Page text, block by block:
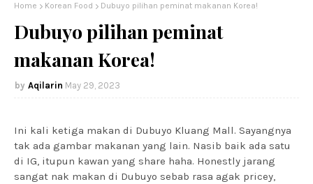
Home Korean Food Dubuyo pilihan peminat makanan Korea!
Dubuyo pilihan peminat
makanan Korea!
Aqilarin May 29, 2023
Ini kali ketiga makan di Dubuyo Kluang Mall. Sayangnya
tak ada gambar makanan yang lain. Nasib baik ada satu
di IG, itupun kawan yang share haha. Honestly jarang
sangat nak makan di Dubuyo sebab rasa agak pricey,